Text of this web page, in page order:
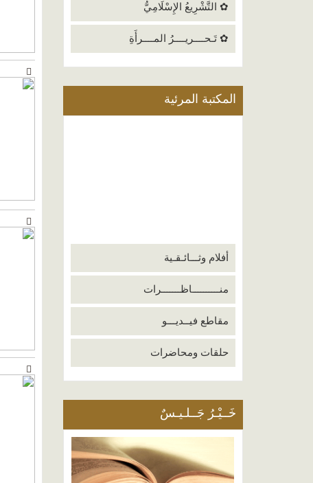
✿ التَّشْرِيعُ الإِسْلَامِيُّ
✿ تَـحــــريــــرُ المــــرأَةِ
المكتبة المرئية
أفلام وثـــائـقـية
منــــــــــاظـــــــرات
مقاطع فيــديـــو
حلقات ومحاضرات
خَــيْـرُ جَــلـيـسٌ